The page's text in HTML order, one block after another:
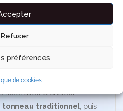
Refuser
préférences
de cookies
💦À l’intérieur
privatifaux eaux
dans un cocon de douceur
, un second
pendant que l’esprit
rituel avec la chaleur
tonneau traditionnel, puis